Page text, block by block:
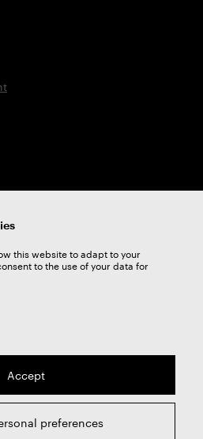
a.s. | All right reserved
byStudio 9
this website to adapt to your
to the use of your data for
Accept
preferences